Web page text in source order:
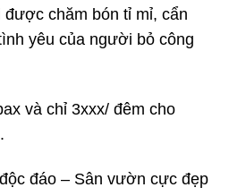
chăm bón tỉ mỉ, cẩn
yêu của người bỏ công
và chỉ 3xxx/ đêm cho
đáo – Sân vườn cực đẹp